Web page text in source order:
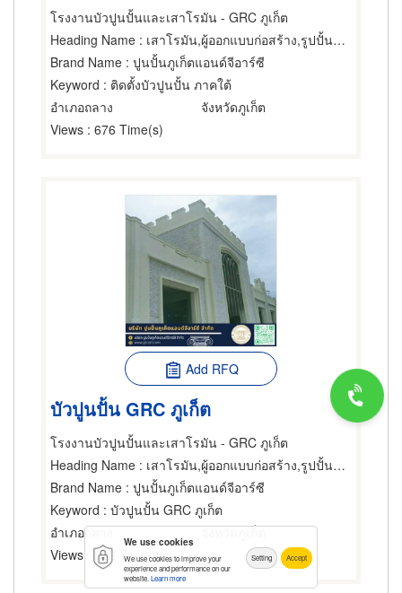
โรงงานบัวปูนปั้นและเสาโรมัน - GRC ภูเก็ต
Heading Name : เสาโรมัน,ผู้ออกแบบก่อสร้าง,รูปปั้นปูนปลาสเตอร์
Brand Name : ปูนปั้นภูเก็ตแอนด์จีอาร์ซี
Keyword : ติดตั้งบัวปูนปั้น ภาคใต้
อำเภอถลาง
จังหวัดภูเก็ต
Views : 676 Time(s)
Add RFQ
บัวปูนปั้น GRC ภูเก็ต
โรงงานบัวปูนปั้นและเสาโรมัน - GRC ภูเก็ต
Heading Name : เสาโรมัน,ผู้ออกแบบก่อสร้าง,รูปปั้นปูนปลาสเตอร์
Brand Name : ปูนปั้นภูเก็ตแอนด์จีอาร์ซี
Keyword : บัวปูนปั้น GRC ภูเก็ต
อำเภอถลาง
จังหวัดภูเก็ต
Views : 822 Time(s)
We use cookies
We use cookies to improve your
experience and performance on our
website. Learn more
Setting Accept